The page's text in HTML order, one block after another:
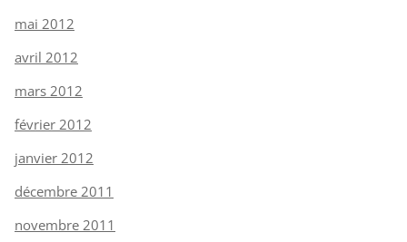
mai 2012
avril 2012
mars 2012
février 2012
janvier 2012
décembre 2011
novembre 2011